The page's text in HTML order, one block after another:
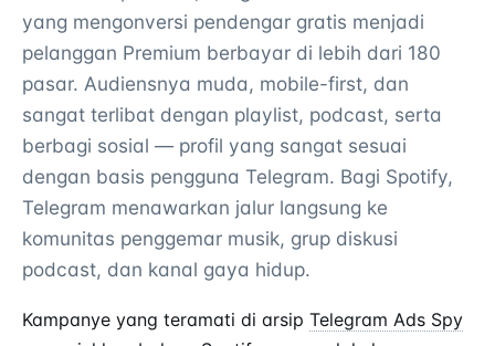
yang mengonversi pendengar gratis menjadi
pelanggan Premium berbayar di lebih dari 180
pasar. Audiensnya muda, mobile-first, dan
sangat terlibat dengan playlist, podcast, serta
berbagi sosial — profil yang sangat sesuai
dengan basis pengguna Telegram. Bagi Spotify,
Telegram menawarkan jalur langsung ke
komunitas penggemar musik, grup diskusi
podcast, dan kanal gaya hidup.
Kampanye yang teramati di arsip Telegram Ads Spy